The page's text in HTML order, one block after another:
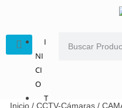
I
NI
CI
O
T
Inicio /CCTV-Cámaras /